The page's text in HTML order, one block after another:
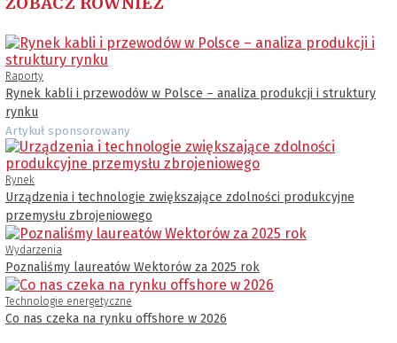
Raporty
Rynek kabli i przewodów w Polsce – analiza produkcji i struktury
rynku
Artykuł sponsorowany
Rynek
Urządzenia i technologie zwiększające zdolności produkcyjne
przemysłu zbrojeniowego
Wydarzenia
Poznaliśmy laureatów Wektorów za 2025 rok
Technologie energetyczne
Co nas czeka na rynku offshore w 2026